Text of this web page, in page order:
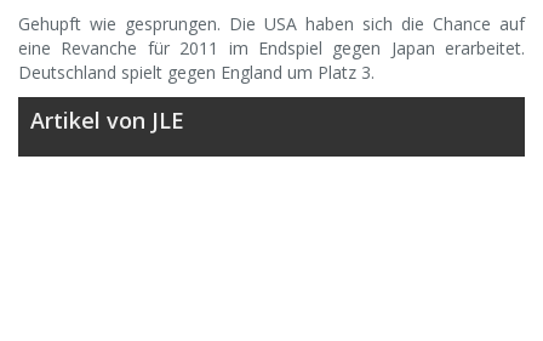
Gehupft wie gesprungen. Die USA haben sich die Chance auf
eine Revanche für 2011 im Endspiel gegen Japan erarbeitet.
Deutschland spielt gegen England um Platz 3.
Artikel von JLE